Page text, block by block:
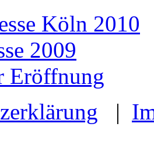
Köln 2010
2009
Eröffnung
|